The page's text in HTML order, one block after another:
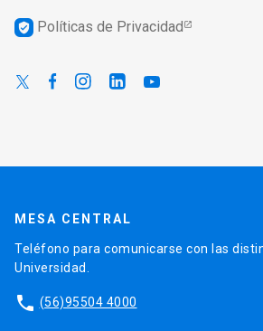
verified_user Políticas de Privacidad
MESA CENTRAL
Teléfono para comunicarse con las
Universidad.
phone (56)95504 4000